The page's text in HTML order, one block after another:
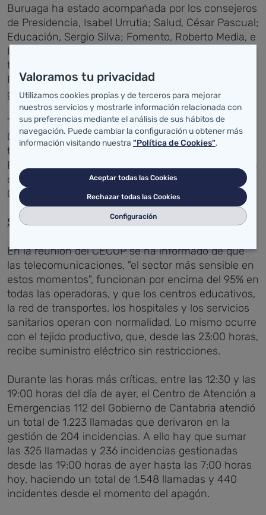
Buruaga ha estado acompañada por los consejeros
de Presidencia, Isabel Urrutia; Salud, César Pascual;
Educación, Sergio Silva; Fomento, Roberto Media, e
Industria, Eduardo Arasti, así como por personal
técnico de la Dirección General de Seguridad y
Protección Ciudadana y del 112, y el director
general de Informática.
Todos ellos han representado al Gobierno de
Cantabria en un Centro de Coordinación Operativa
también constituido por miembros de los Cuerpos y
Fuerzas de Seguridad del Estado y de la Delegación
de Gobierno, incluida la propia delegada, Eugenia
Gómez de Diego.
Situación de Cantabria
En la reunión del CECOP se ha informado de que
las telecomunicaciones, "el sector más sensible en
estos momentos", funcionan por encima del 95% en
todas las operadoras, y que los centros educativos,
la red de transportes, los hospitales y los servicios
sanitarios operan con normalidad. Lo mismo ocurre
con el tejido productivo, que, desde las 23:00 horas,
recibe suministro eléctrico sin restricciones.
Durante las horas más críticas, entre las 12:30 y las
19:00 horas del día de ayer, el Centro de Atención a
Emergencias 112 del Gobierno de Cantabria atendió
un total de 1.223 llamadas que derivaron en la
gestión de 204 incidencias. A ello hay que sumar
las 325 llamadas y 236 incidencias gestionadas
desde las 19:00 horas de ayer hasta las 7:00 horas
hoy, haciendo un total de 1.548 llamadas y 440
incidentes desde el momento del apagón.
Valoramos tu privacidad
Utilizamos cookies propias y de terceros para mejorar
nuestros servicios y mostrarle información relacionada con
sus preferencias mediante el análisis de sus hábitos de
navegación. Puede cambiar la configuración u obtener más
información visitando nuestra "Política de Cookies".
Aceptar todas las Cookies
Rechazar todas las Cookies
Configuración